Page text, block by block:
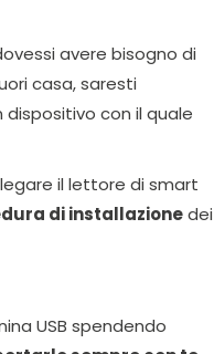
avere bisogno di
casa, saresti
con il quale
il lettore di smart
di installazionedei
USB spendendo